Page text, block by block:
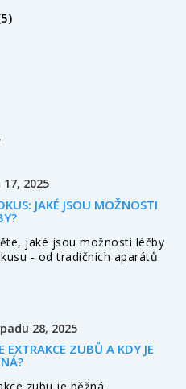
2025
JAKÉ JSOU MOŽNOSTI
jaké jsou možnosti léčby
- od tradičních aparátů
28, 2025
EXTRAKCE ZUBŮ A KDY JE